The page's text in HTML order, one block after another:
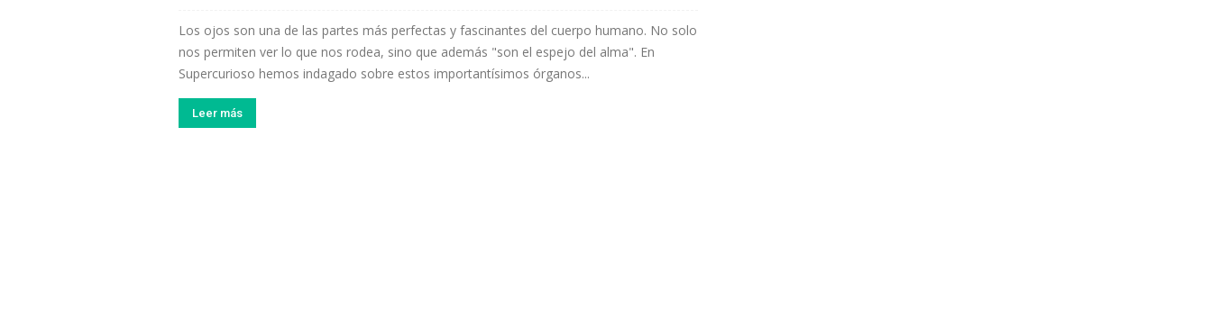
Los ojos son una de las partes más perfectas y fascinantes del cuerpo humano. No solo
nos permiten ver lo que nos rodea, sino que además "son el espejo del alma". En
Supercurioso hemos indagado sobre estos importantísimos órganos...
Leer más